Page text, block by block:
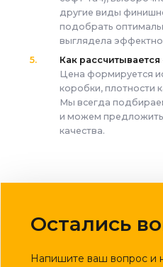
другие виды
подобрать
выглядела
Как
Цена формируется
коробки, плотности
Мы всегда
и можем
качества.
Остались
Напишите ваш вопрос и